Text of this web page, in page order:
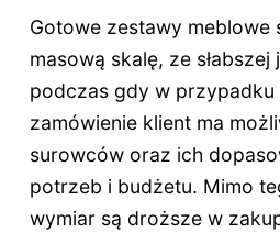
Gotowe zestawy meblowe
masową skalę, ze słabszej
podczas gdy w przypadku
zamówienie klient ma
surowców oraz ich
potrzeb i budżetu. Mimo
wymiar są droższe w